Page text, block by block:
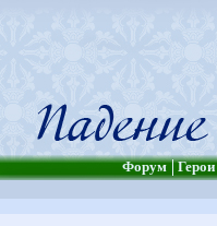
Форум Герои